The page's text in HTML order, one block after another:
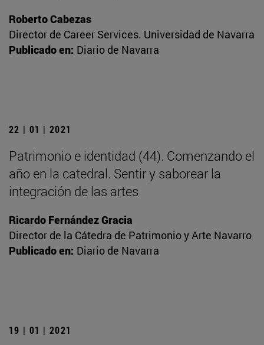
Roberto Cabezas
Director de Career Services. Universidad de Navarra
Publicado en: Diario de Navarra
22 | 01 | 2021
Patrimonio e identidad (44). Comenzando el
año en la catedral. Sentir y saborear la
integración de las artes
Ricardo Fernández Gracia
Director de la Cátedra de Patrimonio y Arte Navarro
Publicado en: Diario de Navarra
19 | 01 | 2021